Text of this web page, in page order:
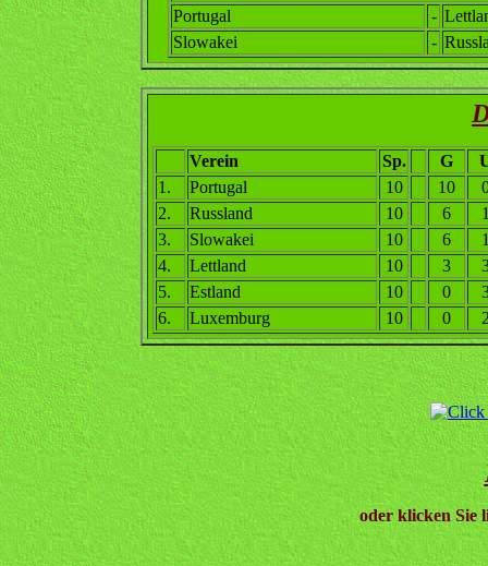
Portugal -
Slowakei
-
Verein Sp. G
1.
Portugal 10 10
2.
Russland 10 6
3.
Slowakei 10 6
4.
Lettland 10 3
5.
Estland 10 0
6.
Luxemburg 10 0
oder klicken Sie